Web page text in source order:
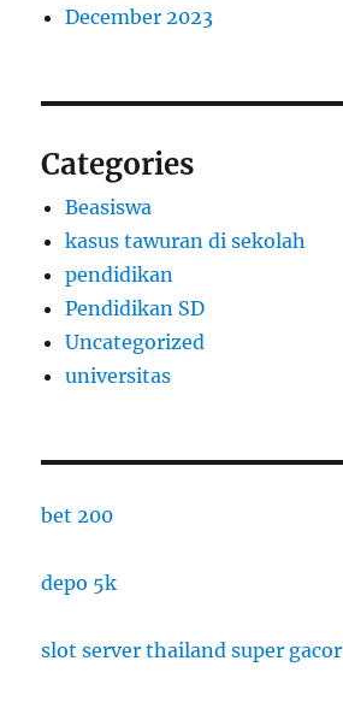
December 2023
Categories
Beasiswa
kasus tawuran di sekolah
pendidikan
Pendidikan SD
Uncategorized
universitas
bet 200
depo 5k
slot server thailand super gacor